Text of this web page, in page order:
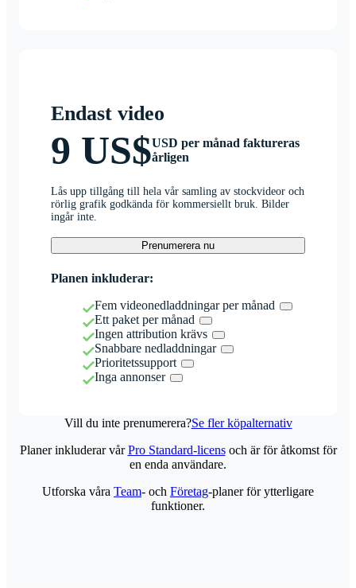
Endast video
9 US$USD per månad faktureras
årligen
Lås upp tillgång till hela vår samling av stockvideor och
rörlig grafik godkända för kommersiellt bruk. Bilder
ingår inte.
Prenumerera nu
Planen inkluderar:
Fem videonedladdningar per månad
Ett paket per månad
Ingen attribution krävs
Snabbare nedladdningar
Prioritetssupport
Inga annonser
Vill du inte prenumerera?Se fler köpalternativ
Planer inkluderar vårPro Standard-licensoch är för åtkomst för
en enda användare.
Utforska våra Team- och Företag-planer för ytterligare
funktioner.